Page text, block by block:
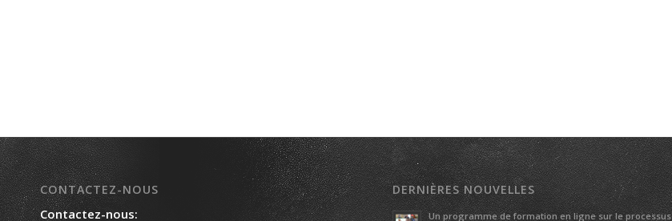
CONTACTEZ-NOUS
Contactez-nous:
DERNIÈRES NOUVELLES
Un programme de formation en ligne sur le processus